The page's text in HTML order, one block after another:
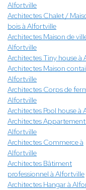
Alfortville
Architectes Chalet /
bois à Alfortville
Architectes Maison de
Alfortville
Architectes Tiny house à
Architectes Maison
Alfortville
Architectes Corps de
Alfortville
Architectes Pool house à
Architectes Appartement
Alfortville
Architectes Commerce à
Alfortville
Architectes Bâtiment
professionnel à Alfortville
Architectes Hangar à